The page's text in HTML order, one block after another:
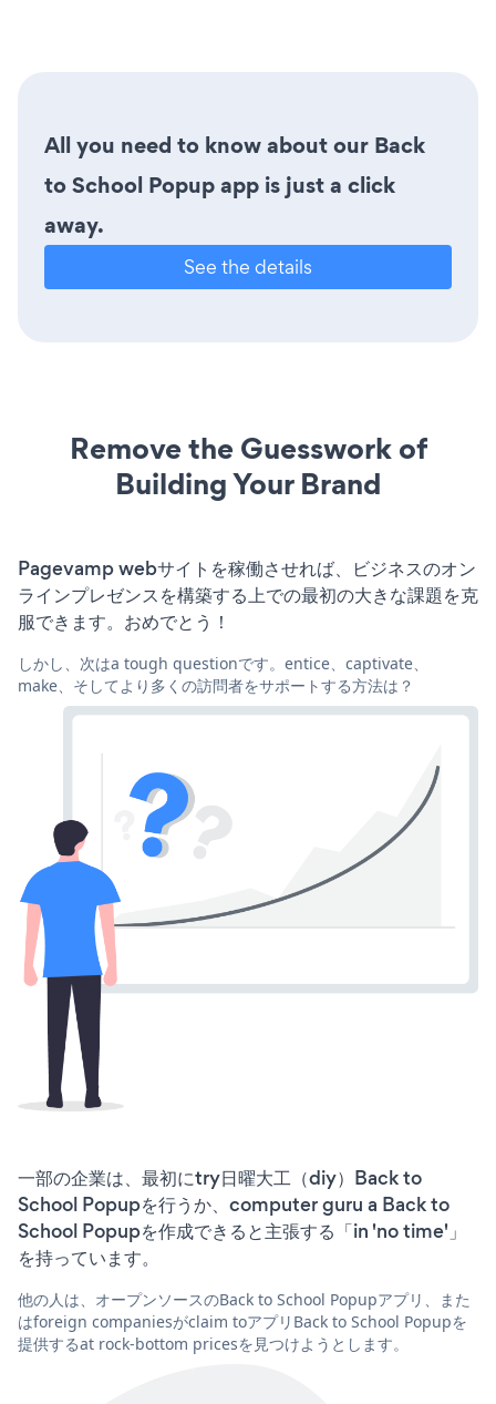
All you need to know about our Back
to School Popup app is just a click
away.
See the details
Remove the Guesswork of
Building Your Brand
Pagevamp webサイトを稼働させれば、ビジネスのオン
ラインプレゼンスを構築する上での最初の大きな課題を克
服できます。おめでとう！
しかし、次はa tough questionです。entice、captivate、
make、そしてより多くの訪問者をサポートする方法は？
一部の企業は、最初にtry日曜大工（diy）Back to
School Popupを行うか、computer guru a Back to
School Popupを作成できると主張する「in 'no time'」
を持っています。
他の人は、オープンソースのBack to School Popupアプリ、また
はforeign companiesがclaim toアプリBack to School Popupを
提供するat rock-bottom pricesを見つけようとします。